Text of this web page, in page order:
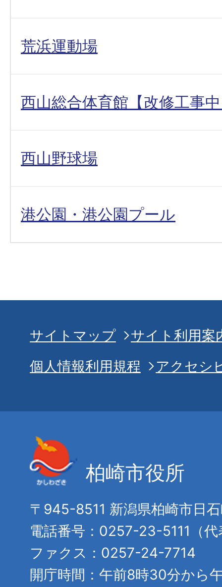
荒浜運動場
西山総合体育館【改修工事
西山野球場
港公園・港公園プール
サイトマップ
サイト利用案
個人情報利用規程
アクセシ
柏崎市役所
〒945-8511 新潟県柏崎市日
電話番号：0257-23-5111（代
ファクス：0257-24-7714
開庁時間：午前8時30分から